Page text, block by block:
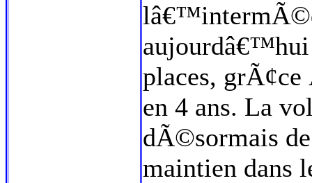
aujourdâ€™hui
places,
en 4 ans. La
dÃ©sormais
maintien dans